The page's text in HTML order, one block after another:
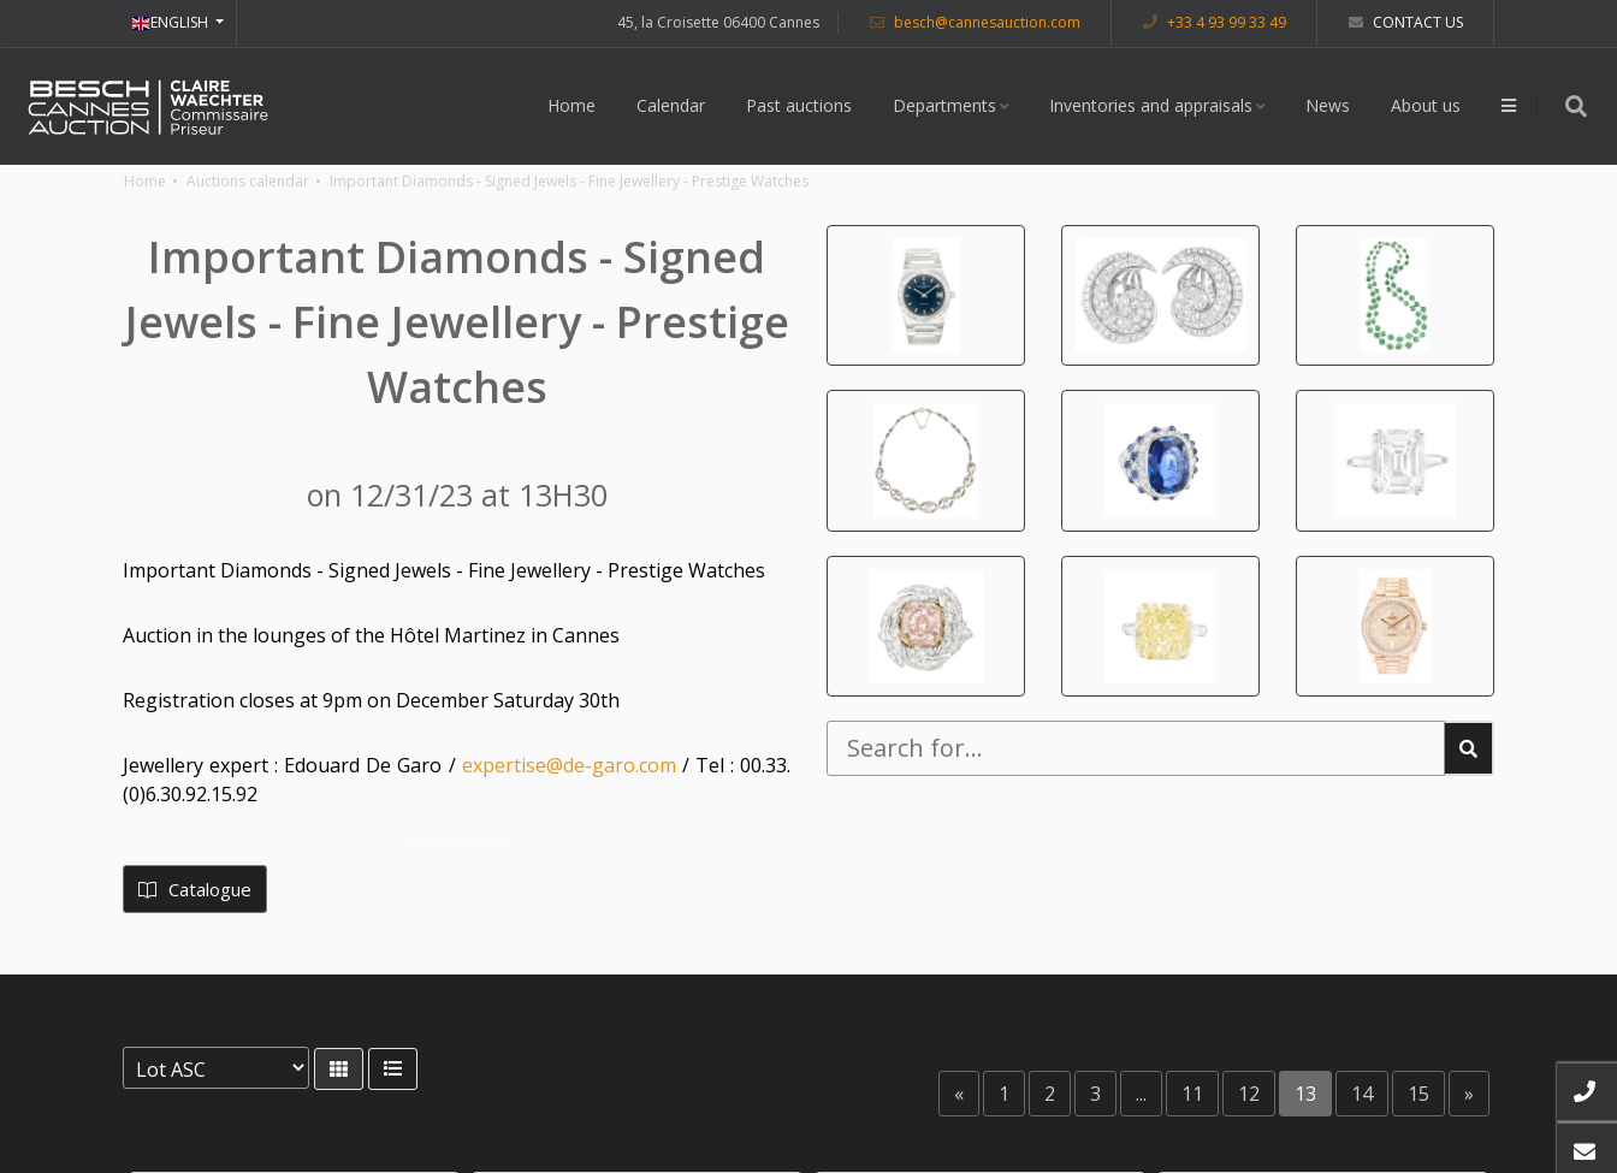
45, la Croisette 06400 Cannes besch@cannesauction.com +33 4 93 99 33 49 CONTACT US
ENGLISH
Home Calendar Past auctions Departments Inventories and appraisals News About us
Home Auctions calendar Important Diamonds - Signed Jewels - Fine Jewellery - Prestige Watches
Important Diamonds - Signed
Jewels - Fine Jewellery - Prestige
Watches
on 12/31/23 at 13H30
Important Diamonds - Signed Jewels - Fine Jewellery - Prestige Watches
Auction in the lounges of the Hôtel Martinez in Cannes
Registration closes at 9pm on December Saturday 30th
Jewellery expert : Edouard De Garo / expertise@de-garo.com / Tel : 00.33.
(0)6.30.92.15.92
Catalogue
« 1 2 3 ... 11 12 13 14 15 »